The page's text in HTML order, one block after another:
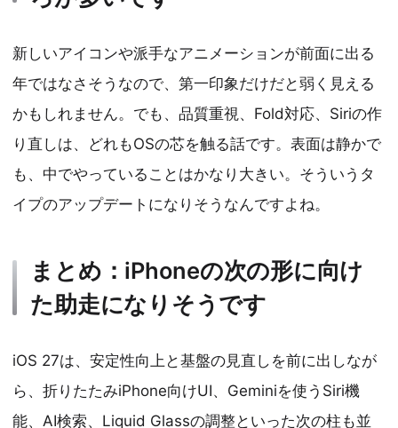
新しいアイコンや派手なアニメーションが前面に出る
年ではなさそうなので、第一印象だけだと弱く見える
かもしれません。でも、品質重視、Fold対応、Siriの作
り直しは、どれもOSの芯を触る話です。表面は静かで
も、中でやっていることはかなり大きい。そういうタ
イプのアップデートになりそうなんですよね。
まとめ：iPhoneの次の形に向け
た助走になりそうです
iOS 27は、安定性向上と基盤の見直しを前に出しなが
ら、折りたたみiPhone向けUI、Geminiを使うSiri機
能、AI検索、Liquid Glassの調整といった次の柱も並